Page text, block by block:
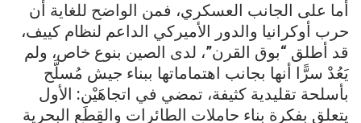
أما على الجانب العسكري، فمن الواضح للغاية أن
حرب أوكرانيا والدور الأميركي الداعم لنظام كييف،
قد أطلق “بوق القرن”، لدى الصين بنوع خاص، ولم
يَعُدْ سرًّا أنها بجانب اهتماماتها ببناء جيش مُسلَّح
بأسلحة تقليدية كثيفة، تمضي في اتجاهَيْن: الأول
يتعلق بفكرة بناء حاملات الطائرات والقِطَع البحرية